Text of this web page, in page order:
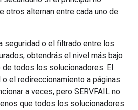
otros alternan entre cada uno de
seguridad o el filtrado entre los
obtendrás el nivel más bajo
todos los solucionadores. El
el redireccionamiento a páginas
a veces, pero SERVFAIL no
que todos los solucionadores